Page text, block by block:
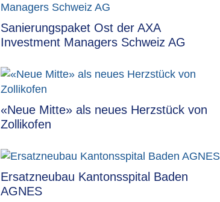
Sanierungspaket Ost der AXA
Investment Managers Schweiz AG
«Neue Mitte» als neues Herzstück von
Zollikofen
Ersatzneubau Kantonsspital Baden
AGNES